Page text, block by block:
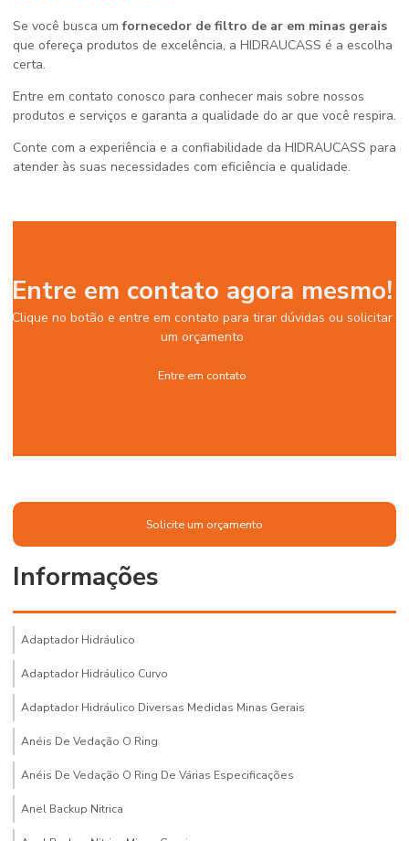
Se você busca umfornecedor de filtro de ar em minas gerais
que ofereça produtos de excelência, a HIDRAUCASS é a escolha
certa.
Entre em contato conosco para conhecer mais sobre nossos
produtos e serviços e garanta a qualidade do ar que você respira.
Conte com a experiência e a confiabilidade da HIDRAUCASS para
atender às suas necessidades com eficiência e qualidade.
Entre em contato agora mesmo!
Clique no botão e entre em contato para tirar dúvidas ou solicitar
um orçamento
Entre em contato
Solicite um orçamento
Informações
Adaptador Hidráulico
Adaptador Hidráulico Curvo
Adaptador Hidráulico Diversas Medidas Minas Gerais
Anéis De Vedação O Ring
Anéis De Vedação O Ring De Várias Especificações
Anel Backup Nitrica